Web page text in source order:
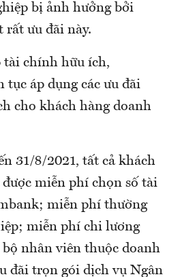
bị ảnh hưởng bởi
rất ưu đãi này.
tài chính hữu ích,
tục áp dụng các ưu đãi
cho khách hàng doanh
31/8/2021, tất cả khách
miễn phí chọn số tài
miễn phí thường
miễn phí chi lương
nhân viên thuộc doanh
đãi trọn gói dịch vụ Ngân